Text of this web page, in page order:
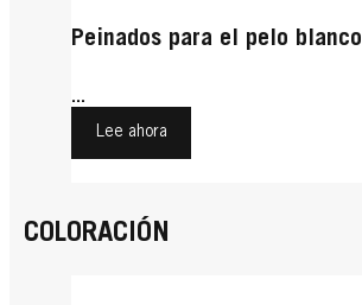
Peinados para el pelo blanco
...
Lee ahora
COLORACIÓN